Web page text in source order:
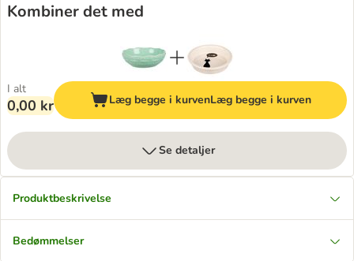
Kombiner det med
I alt
0,00 kr Læg begge i kurvenLæg begge i kurven
Se detaljer
Produktbeskrivelse
Bedømmelser